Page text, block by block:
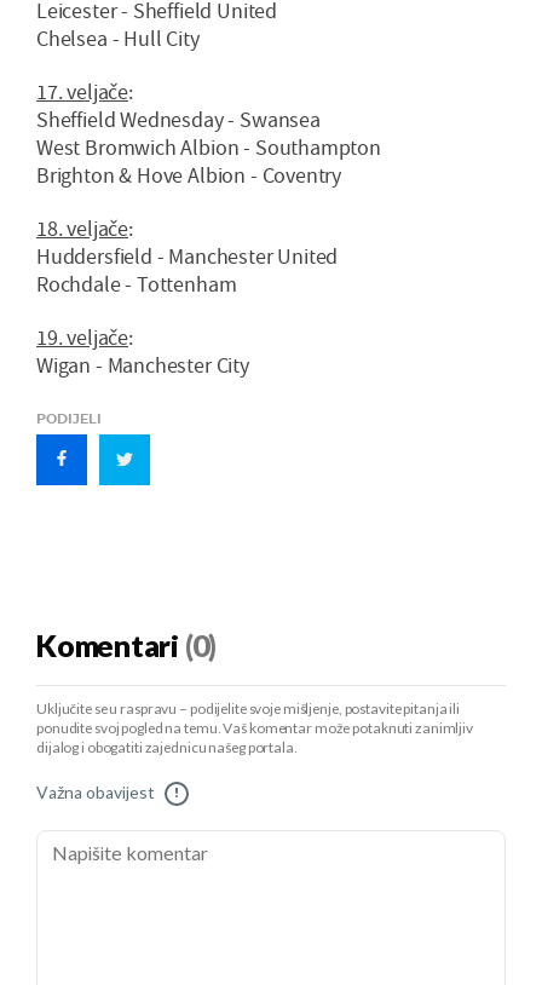
Leicester - Sheffield United
Chelsea - Hull City
17. veljače:
Sheffield Wednesday - Swansea
West Bromwich Albion - Southampton
Brighton & Hove Albion - Coventry
18. veljače:
Huddersfield - Manchester United
Rochdale - Tottenham
19. veljače:
Wigan - Manchester City
PODIJELI
Komentari (0)
Uključite se u raspravu – podijelite svoje mišljenje, postavite pitanja ili
ponudite svoj pogled na temu. Vaš komentar može potaknuti zanimljiv
dijalog i obogatiti zajednicu našeg portala.
Važna obavijest !